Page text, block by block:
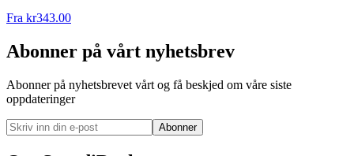
Fra kr343.00
Abonner på vårt nyhetsbrev
Abonner på nyhetsbrevet vårt og få beskjed om våre siste
oppdateringer
Abonner